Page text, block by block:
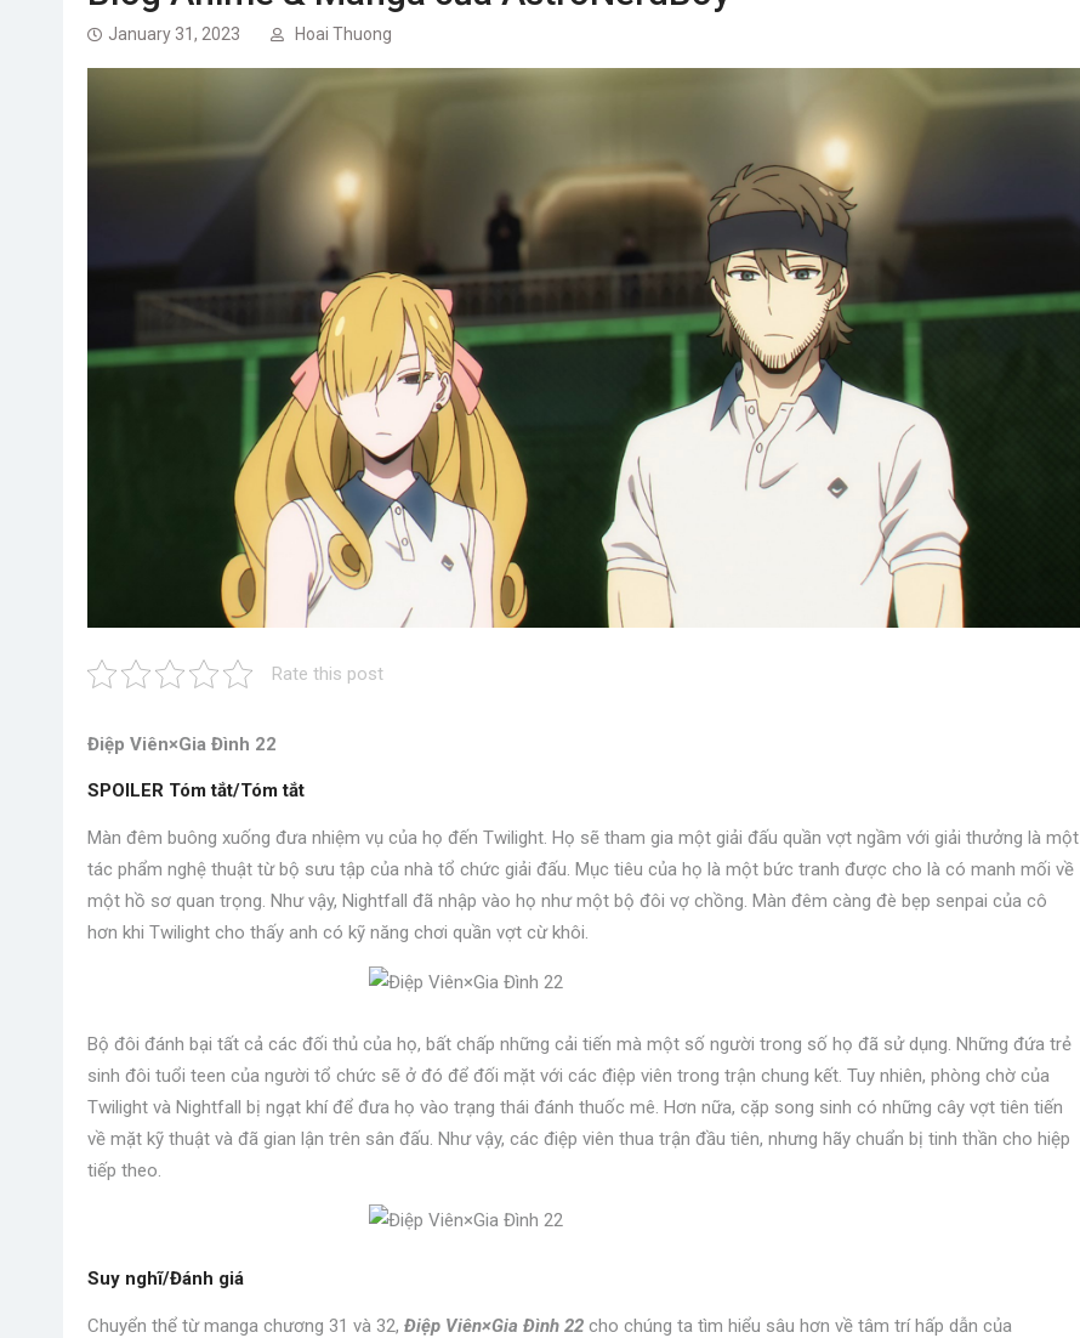
January 31, 2023 Hoai Thuong
Rate this post
Điệp Viên×Gia Đình 22
SPOILER Tóm tắt/Tóm tắt
Màn đêm buông xuống đưa nhiệm vụ của họ đến Twilight. Họ sẽ tham gia một giải đấu quần vợt ngầm với giải thưởng là một
tác phẩm nghệ thuật từ bộ sưu tập của nhà tổ chức giải đấu. Mục tiêu của họ là một bức tranh được cho là có manh mối về
một hồ sơ quan trọng. Như vậy, Nightfall đã nhập vào họ như một bộ đôi vợ chồng. Màn đêm càng đè bẹp senpai của cô
hơn khi Twilight cho thấy anh có kỹ năng chơi quần vợt cừ khôi.
Bộ đôi đánh bại tất cả các đối thủ của họ, bất chấp những cải tiến mà một số người trong số họ đã sử dụng. Những đứa trẻ
sinh đôi tuổi teen của người tổ chức sẽ ở đó để đối mặt với các điệp viên trong trận chung kết. Tuy nhiên, phòng chờ của
Twilight và Nightfall bị ngạt khí để đưa họ vào trạng thái đánh thuốc mê. Hơn nữa, cặp song sinh có những cây vợt tiên tiến
về mặt kỹ thuật và đã gian lận trên sân đấu. Như vậy, các điệp viên thua trận đầu tiên, nhưng hãy chuẩn bị tinh thần cho hiệp
tiếp theo.
Suy nghĩ/Đánh giá
Chuyển thể từ manga chương 31 và 32, Điệp Viên×Gia Đình 22 cho chúng ta tìm hiểu sâu hơn về tâm trí hấp dẫn của